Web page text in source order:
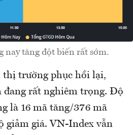
nay tăng đột biến rất sớm.
trường phục hồi lại,
đang rất nghiêm trọng. Độ
là 16 mã tăng/376 mã
giảm giá. VN-Index vẫn